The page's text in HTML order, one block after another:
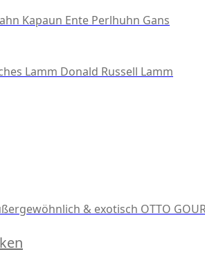
Kapaun Ente Perlhuhn Gans
Lamm Donald Russell Lamm
& exotisch OTTO